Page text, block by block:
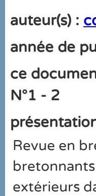
auteur(s) :
année de
ce
N°1 - 2
Revue en
extérieurs